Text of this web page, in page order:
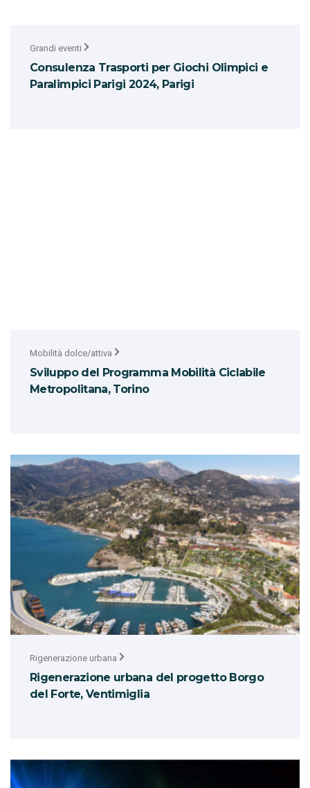
Grandi eventi
Consulenza Trasporti per Giochi Olimpici e
Paralimpici Parigi 2024, Parigi
Mobilità dolce/attiva
Sviluppo del Programma Mobilità Ciclabile
Metropolitana, Torino
Rigenerazione urbana
Rigenerazione urbana del progetto Borgo
del Forte, Ventimiglia